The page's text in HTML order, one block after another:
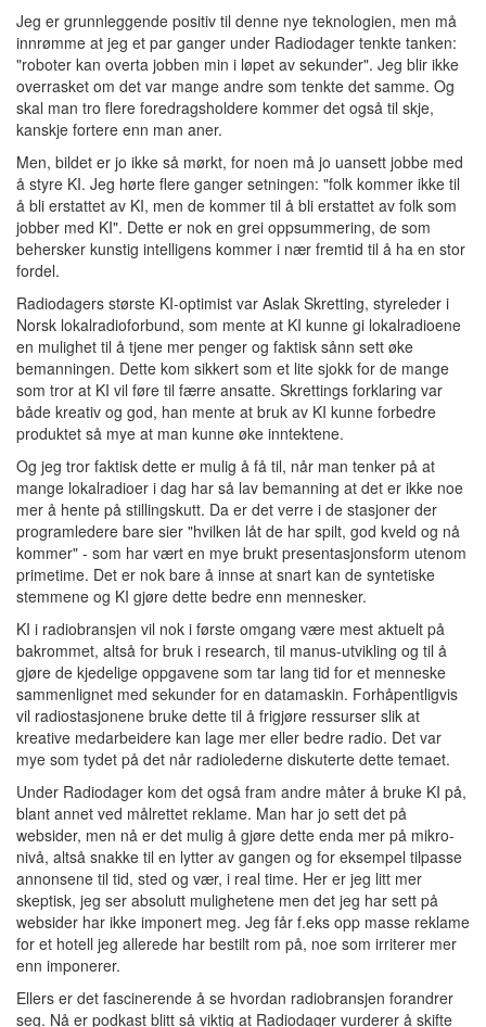
Jeg er grunnleggende positiv til denne nye teknologien, men må
innrømme at jeg et par ganger under Radiodager tenkte tanken:
"roboter kan overta jobben min i løpet av sekunder". Jeg blir ikke
overrasket om det var mange andre som tenkte det samme. Og
skal man tro flere foredragsholdere kommer det også til skje,
kanskje fortere enn man aner.
Men, bildet er jo ikke så mørkt, for noen må jo uansett jobbe med
å styre KI. Jeg hørte flere ganger setningen: "folk kommer ikke til
å bli erstattet av KI, men de kommer til å bli erstattet av folk som
jobber med KI". Dette er nok en grei oppsummering, de som
behersker kunstig intelligens kommer i nær fremtid til å ha en stor
fordel.
Radiodagers største KI-optimist var Aslak Skretting, styreleder i
Norsk lokalradioforbund, som mente at KI kunne gi lokalradioene
en mulighet til å tjene mer penger og faktisk sånn sett øke
bemanningen. Dette kom sikkert som et lite sjokk for de mange
som tror at KI vil føre til færre ansatte. Skrettings forklaring var
både kreativ og god, han mente at bruk av KI kunne forbedre
produktet så mye at man kunne øke inntektene.
Og jeg tror faktisk dette er mulig å få til, når man tenker på at
mange lokalradioer i dag har så lav bemanning at det er ikke noe
mer å hente på stillingskutt. Da er det verre i de stasjoner der
programledere bare sier "hvilken låt de har spilt, god kveld og nå
kommer" - som har vært en mye brukt presentasjonsform utenom
primetime. Det er nok bare å innse at snart kan de syntetiske
stemmene og KI gjøre dette bedre enn mennesker.
KI i radiobransjen vil nok i første omgang være mest aktuelt på
bakrommet, altså for bruk i research, til manus-utvikling og til å
gjøre de kjedelige oppgavene som tar lang tid for et menneske
sammenlignet med sekunder for en datamaskin. Forhåpentligvis
vil radiostasjonene bruke dette til å frigjøre ressurser slik at
kreative medarbeidere kan lage mer eller bedre radio. Det var
mye som tydet på det når radiolederne diskuterte dette temaet.
Under Radiodager kom det også fram andre måter å bruke KI på,
blant annet ved målrettet reklame. Man har jo sett det på
websider, men nå er det mulig å gjøre dette enda mer på mikro-
nivå, altså snakke til en lytter av gangen og for eksempel tilpasse
annonsene til tid, sted og vær, i real time. Her er jeg litt mer
skeptisk, jeg ser absolutt mulighetene men det jeg har sett på
websider har ikke imponert meg. Jeg får f.eks opp masse reklame
for et hotell jeg allerede har bestilt rom på, noe som irriterer mer
enn imponerer.
Ellers er det fascinerende å se hvordan radiobransjen forandrer
seg. Nå er podkast blitt så viktig at Radiodager vurderer å skifte